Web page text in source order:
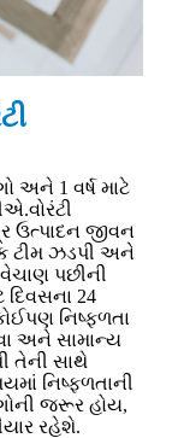
અને 1 વર્ષ માટે
ઉત્પાદન જીવન
ટીમ ઝડપી અને
પછીની
દિવસના 24
નિષ્ફળતા
અને સામાન્ય
તેની સાથે
નિષ્ફળતાની
જરૂર હોય,
રહેશે.